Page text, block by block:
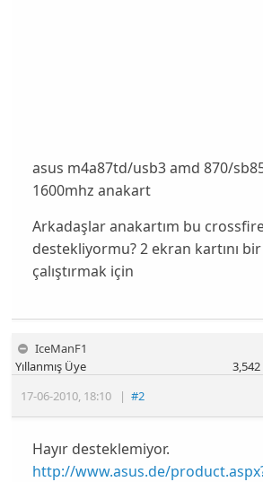
asus m4a87td/usb3 amd 870/
1600mhz anakart
Arkadaşlar anakartım bu
destekliyormu? 2 ekran kartını
çalıştırmak için
IceManF1
17-06-2010, 18:10 |#2
Yıllanmış Üye 3,542
Hayır desteklemiyor.
http://www.asus.de/